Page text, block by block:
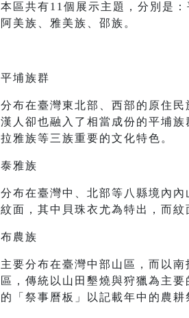
本區共有11個展示主題，分別是
阿美族、雅美族、邵族。
平埔族群
分布在臺灣東北部、西部的原住
漢人卻也融入了相當成份的平埔
拉雅族等三族重要的文化特色。
泰雅族
分布在臺灣中、北部等八縣境內
紋面，其中貝珠衣尤為特出，而紋
布農族
主要分布在臺灣中部山區，而以
區，傳統以山田墾燒與狩獵為主
的「祭事曆板」以記載年中的農耕